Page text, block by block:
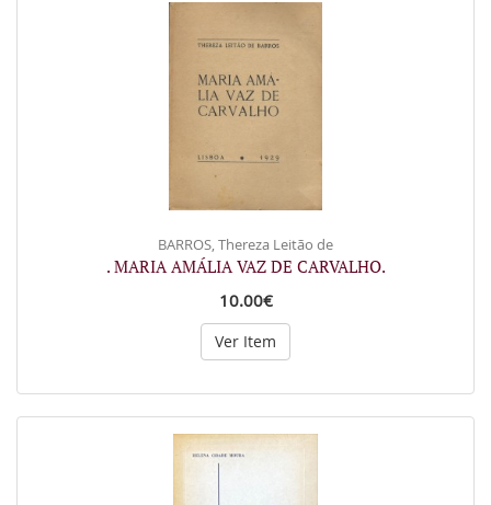
BARROS, Thereza Leitão de
. MARIA AMÁLIA VAZ DE CARVALHO.
10.00€
Ver Item